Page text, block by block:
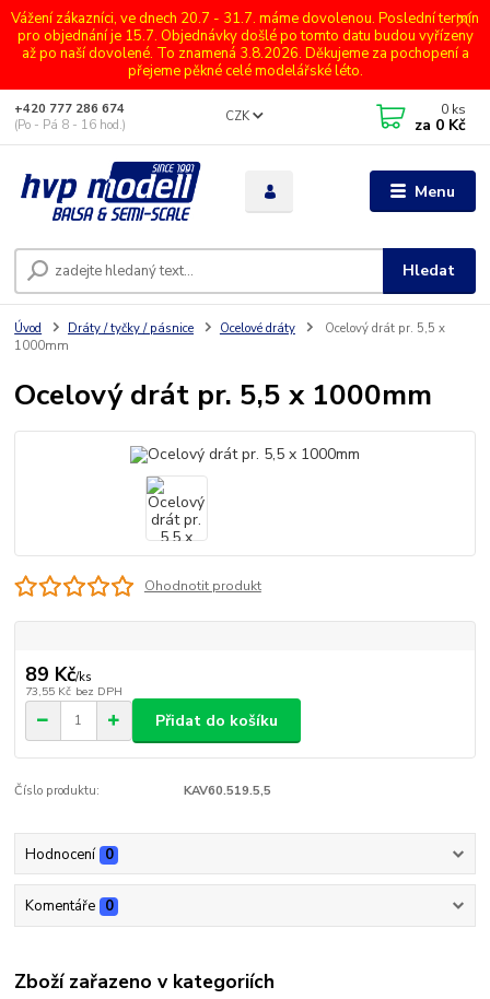
Vážení zákazníci, ve dnech 20.7 - 31.7. máme dovolenou. Poslední termín
pro objednání je 15.7. Objednávky došlé po tomto datu budou vyřízeny
až po naší dovolené. To znamená 3.8.2026. Děkujeme za pochopení a
přejeme pěkné celé modelářské léto.
Menu
CZK
Hledat
+420 777 286 674
(Po - Pá 8 - 16 hod.)
0 ks
za 0 Kč
Úvod Dráty / tyčky / pásnice Ocelové dráty
Ocelový drát pr. 5,5 x
1000mm
Ocelový drát pr. 5,5 x 1000mm
Ohodnotit produkt
89 Kč/ks
73,55 Kč bez DPH
Přidat do košíku
Číslo produktu: KAV60.519.5,5
Hodnocení 0
Komentáře 0
Zboží zařazeno v kategoriích